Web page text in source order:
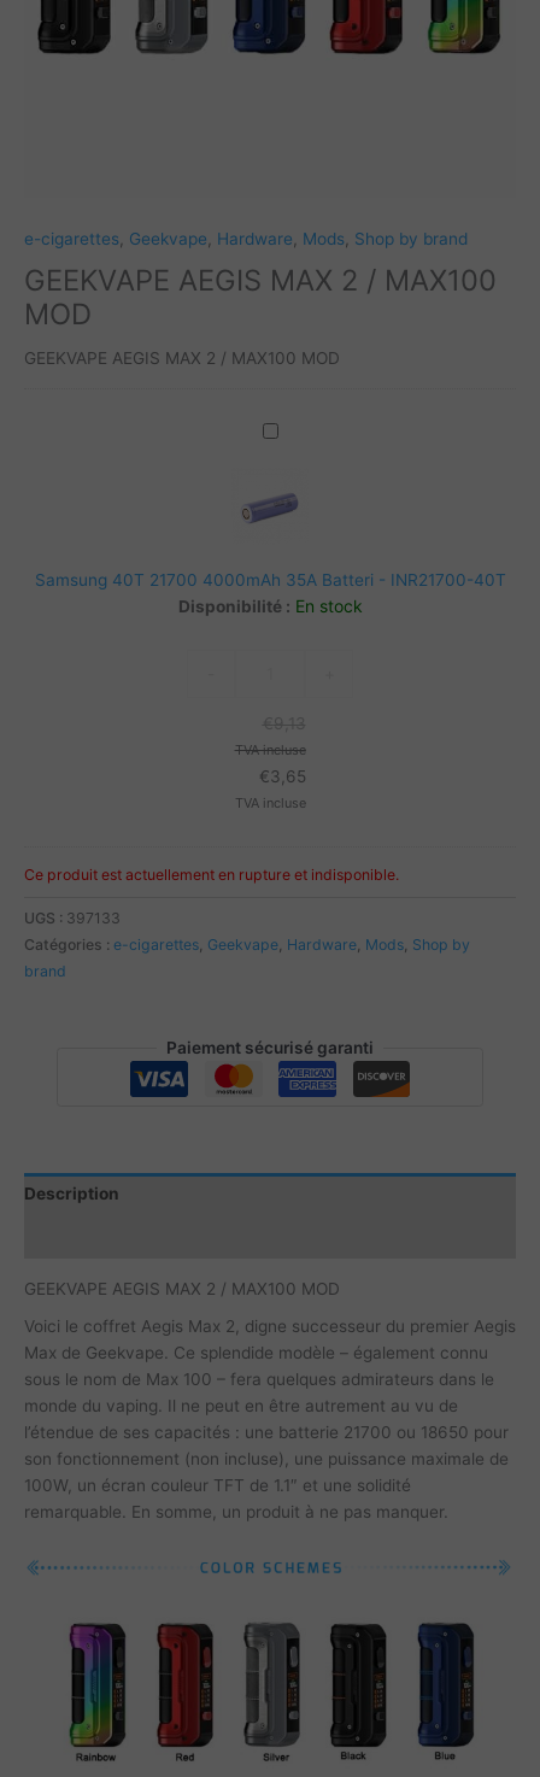
e-cigarettes Geekvape Hardware Mods Shop by brand
GEEKVAPE AEGIS MAX 2 / MAX100
MOD
GEEKVAPE AEGIS MAX 2 / MAX100 MOD
Samsung
4000mAh
-
INR21700-
Samsung 40T 21700 4000mAh 35A Batteri - INR21700-40T
Disponibilité : En stock
40T
21700
4000mAh
-
TVA incluse
€3,65
TVA incluse
Ce produit est actuellement en rupture et indisponible.
UGS : 397133
Catégories : e-cigarettes, Geekvape, Hardware, Mods, Shop by
brand
Paiement sécurisé garanti
Description
GEEKVAPE AEGIS MAX 2 / MAX100 MOD
Voici le coffret Aegis Max 2, digne successeur du premier Aegis
Max de Geekvape. Ce splendide modèle – également connu
sous le nom de Max 100 – fera quelques admirateurs dans le
monde du vaping. Il ne peut en être autrement au vu de
l’étendue de ses capacités : une batterie 21700 ou 18650 pour
son fonctionnement (non incluse), une puissance maximale de
100W, un écran couleur TFT de 1.1″ et une solidité
remarquable. En somme, un produit à ne pas manquer.